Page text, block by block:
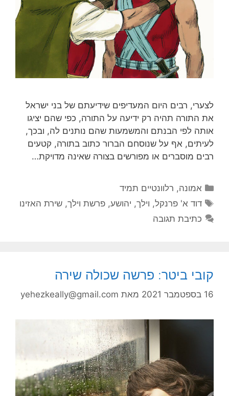
לצערי, רבים היום המעדיפים שידיעתם של בני ישראל
את התורה תהיה רק ידיעה על התורה, כפי שהם יציגו
אותה לפי הבנתם והמשמעות שהם נותנים לה, ובכך,
לעיתים, אף על שנוסחם הברור כתוב בתורה, קטעים
רבים מוסברים או מפורשים בצורה שאינה מדויקת…
קטגוריות
אמונה, רלוונטיים תמיד
תגיות
דוד א' פרנקל, וילך, יהושע,פרשת וילך,שירת האזינו
כתיבת תגובה
קובי ביטר: פרשה שכולה שירה
16 בספטמבר 2021 מאת yehezkeally@gmail.com